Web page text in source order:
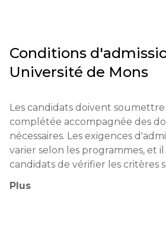
Conditions
Université de Mons
Les candidats doivent
complétée accompagnée des
nécessaires. Les exigences
varier selon les programmes, et
candidats de vérifier les critères
Plus